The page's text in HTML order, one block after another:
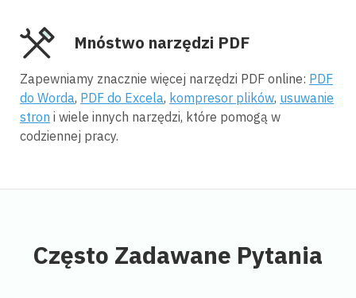
Mnóstwo narzędzi PDF
Zapewniamy znacznie więcej narzędzi PDF online: PDF
do Worda, PDF do Excela, kompresor plików, usuwanie
stron i wiele innych narzędzi, które pomogą w
codziennej pracy.
Często Zadawane Pytania